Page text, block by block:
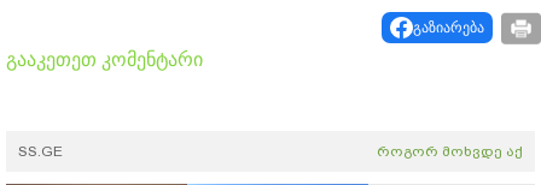
გაზიარება
გააკეთეთ კომენტარი
SS.GE როგორ მოხვდე აქ